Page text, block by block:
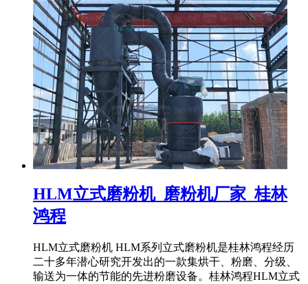
HLM立式磨粉机_磨粉机厂家_桂林
鸿程
HLM立式磨粉机 HLM系列立式磨粉机是桂林鸿程经历
二十多年潜心研究开发出的一款集烘干、粉磨、分级、
输送为一体的节能的先进粉磨设备。桂林鸿程HLM立式